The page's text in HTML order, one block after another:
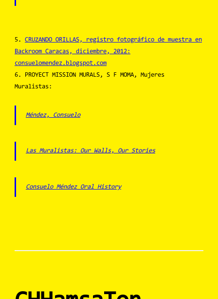
5. CRUZANDO ORILLAS, registro fotográfico de muestra en
Backroom Caracas, diciembre, 2012:
consuelomendez.blogspot.com
6. PROYECT MISSION MURALS, S F MOMA, Mujeres
Muralistas:
Méndez, Consuelo
Las Muralistas: Our Walls, Our Stories
Consuelo Méndez Oral History